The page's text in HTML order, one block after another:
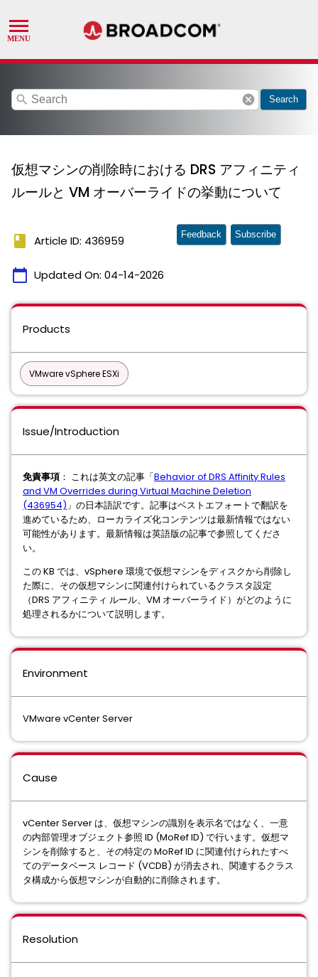
search cancel Search
仮想マシンの削除時における DRS アフィニティ
ルールと VM オーバーライドの挙動について
book Article ID: 436959
calendar_today Updated On: 04-14-2026
Feedback Subscribe
Products
VMware vSphere ESXi
Issue/Introduction
免責事項 ： これは英文の記事「Behavior of DRS Affinity Rules
and VM Overrides during Virtual Machine Deletion
(436954)」の日本語訳です。記事はベストエフォートで翻訳を
進めているため、ローカライズ化コンテンツは最新情報ではない
可能性があります。最新情報は英語版の記事で参照してくださ
い。
この KB では、vSphere 環境で仮想マシンをディスクから削除し
た際に、その仮想マシンに関連付けられているクラスタ設定
（DRS アフィニティ ルール、VM オーバーライド）がどのように
処理されるかについて説明します。
Environment
VMware vCenter Server
Cause
vCenter Server は、仮想マシンの識別を表示名ではなく、一意
の内部管理オブジェクト参照 ID (MoRef ID) で行います。仮想マ
シンを削除すると、その特定の MoRef ID に関連付けられたすべ
てのデータベース レコード (VCDB) が消去され、関連するクラス
タ構成から仮想マシンが自動的に削除されます。
Resolution